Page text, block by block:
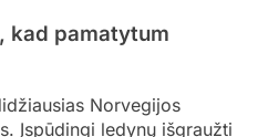
kad pamatytum
Norvegijos
Įspūdingi ledynų išgraužti